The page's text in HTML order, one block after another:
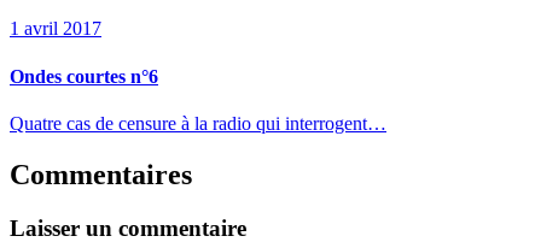
1 avril 2017
Ondes courtes n°6
Quatre cas de censure à la radio qui interrogent…
Commentaires
Laisser un commentaire